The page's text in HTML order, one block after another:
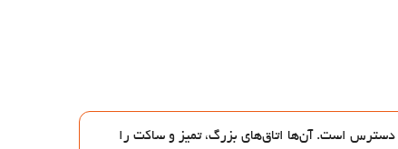
دسترس است. آن‌ها اتاق‌های بزرگ، تمیز و ساکت را